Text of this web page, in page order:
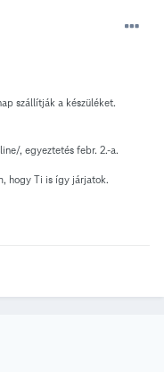
szállítják a készüléket.
, egyeztetés febr. 2.-a.
hogy Ti is így járjatok.